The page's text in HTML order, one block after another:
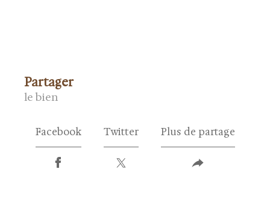
partager
le bien
Facebook Twitter Plus de partage